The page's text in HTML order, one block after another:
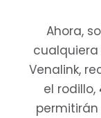
Ahora,
cualquiera
Venalink,
el rodillo,